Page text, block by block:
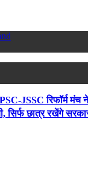
JSSC रिफॉर्म मंच
सिर्फ छात्र रखेंगे